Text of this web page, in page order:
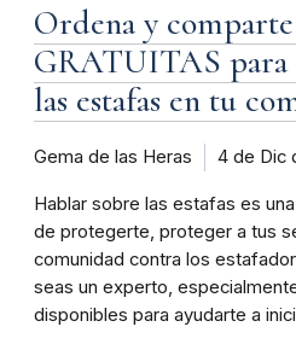
Ordena y
GRATUITAS para
las estafas en tu
Gema de las Heras 4 de Dic
Hablar sobre las estafas es
de protegerte, proteger a tus
comunidad contra los
seas un experto,
disponibles para ayudarte a